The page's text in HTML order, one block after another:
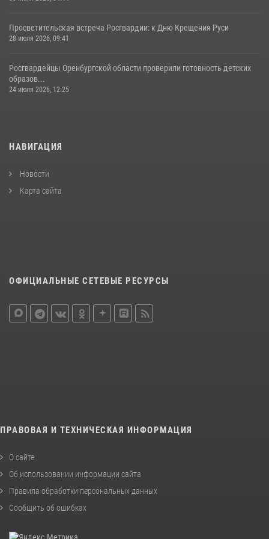
Просветительская встреча Росгвардии: к Дню Крещения Руси
28 июля 2026, 09:41
Росгвардейцы Оренбургской области проверили готовность детских
образов...
24 июля 2026, 12:25
НАВИГАЦИЯ
Новости
Карта сайта
ОФИЦИАЛЬНЫЕ СЕТЕВЫЕ РЕСУРСЫ
ПРАВОВАЯ И ТЕХНИЧЕСКАЯ ИНФОРМАЦИЯ
О сайте
Об использовании информации сайта
Правила обработки персональных данных
Сообщить об ошибках